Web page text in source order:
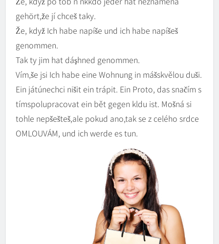
gehört,že jí chceš taky.
Že, když Ich habe napíše und ich habe napíšeš
genommen.
Tak ty jim hat dáşhned genommen.
Vím,še jsi Ich habe eine Wohnung in mášskvělou duši.
Ein játúnechci nišit ein trápit. Ein Proto, das snačím s
tímspolupracovat ein bět gegen kldu ist. Mošná si
tohle nepšešteš,ale pokud ano,tak se z celého srdce
OMLOUVÁM, und ich werde es tun.